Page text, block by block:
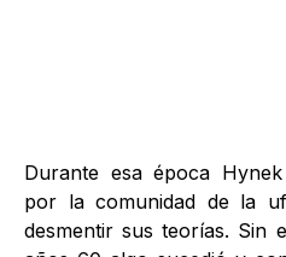
Durante esa época
por la comunidad de la
desmentir sus teorías. Sin